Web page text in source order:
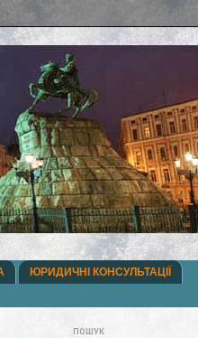
ЮРИДИЧНІ КОНСУЛЬТАЦІЇ
ПОШУК